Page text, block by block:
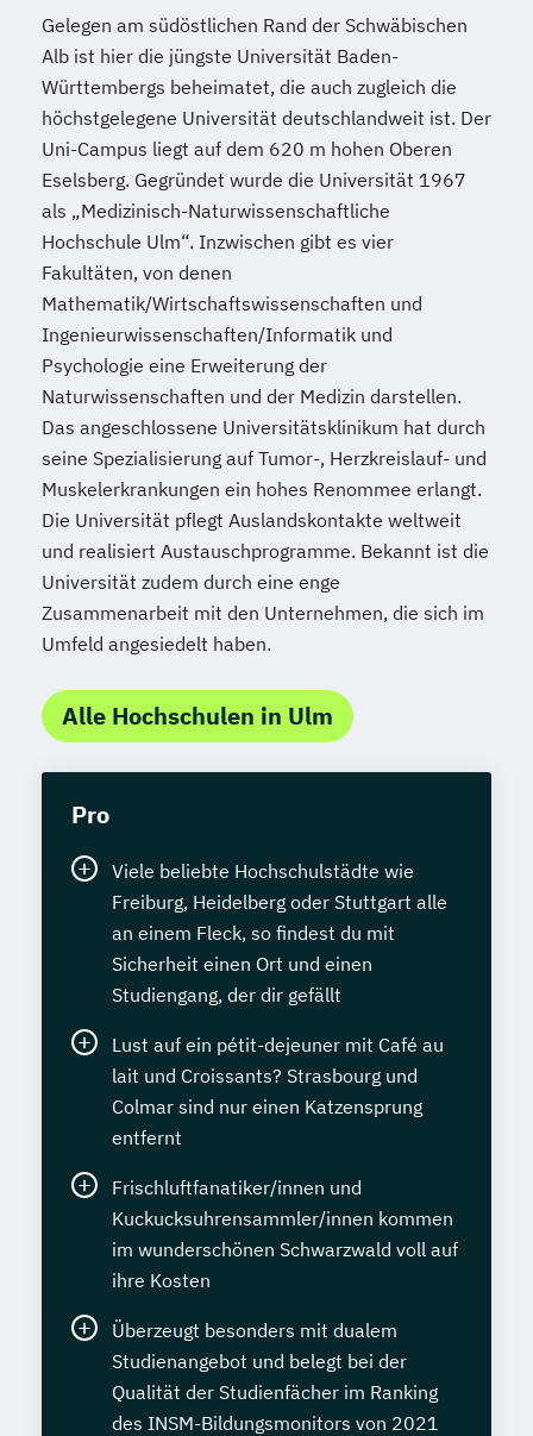
Gelegen am südöstlichen Rand der Schwäbischen
Alb ist hier die jüngste Universität Baden-
Württembergs beheimatet, die auch zugleich die
höchstgelegene Universität deutschlandweit ist. Der
Uni-Campus liegt auf dem 620 m hohen Oberen
Eselsberg. Gegründet wurde die Universität 1967
als „Medizinisch-Naturwissenschaftliche
Hochschule Ulm“. Inzwischen gibt es vier
Fakultäten, von denen
Mathematik/Wirtschaftswissenschaften und
Ingenieurwissenschaften/Informatik und
Psychologie eine Erweiterung der
Naturwissenschaften und der Medizin darstellen.
Das angeschlossene Universitätsklinikum hat durch
seine Spezialisierung auf Tumor-, Herzkreislauf- und
Muskelerkrankungen ein hohes Renommee erlangt.
Die Universität pflegt Auslandskontakte weltweit
und realisiert Austauschprogramme. Bekannt ist die
Universität zudem durch eine enge
Zusammenarbeit mit den Unternehmen, die sich im
Umfeld angesiedelt haben.
Alle Hochschulen in Ulm
Pro
Viele beliebte Hochschulstädte wie
Freiburg, Heidelberg oder Stuttgart alle
an einem Fleck, so findest du mit
Sicherheit einen Ort und einen
Studiengang, der dir gefällt
Lust auf ein pétit-dejeuner mit Café au
lait und Croissants? Strasbourg und
Colmar sind nur einen Katzensprung
entfernt
Frischluftfanatiker/innen und
Kuckucksuhrensammler/innen kommen
im wunderschönen Schwarzwald voll auf
ihre Kosten
Überzeugt besonders mit dualem
Studienangebot und belegt bei der
Qualität der Studienfächer im Ranking
des INSM-Bildungsmonitors von 2021